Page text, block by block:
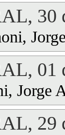
30
01
Jorge
29